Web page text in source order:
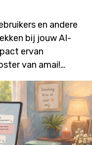
en andere
bij jouw AI-
ervan
van amai!
financiële
die
en
oproep zal